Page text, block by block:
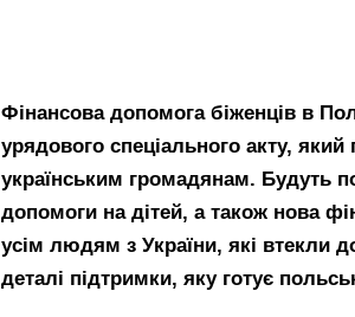
Фінансова допомога біженців в
урядового спеціального акту,
українським громадянам. Будуть
допомоги на дітей, а також нова
усім людям з України, які втекли
деталі підтримки, яку готує